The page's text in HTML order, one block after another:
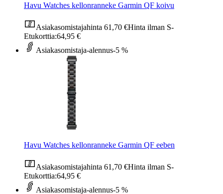
Havu Watches kellonranneke Garmin QF koivu
Asiakasomistajahinta 61,70 €Hinta ilman S-
Etukorttia:64,95 €
Asiakasomistaja-alennus-5 %
Havu Watches kellonranneke Garmin QF eeben
Asiakasomistajahinta 61,70 €Hinta ilman S-
Etukorttia:64,95 €
Asiakasomistaja-alennus-5 %